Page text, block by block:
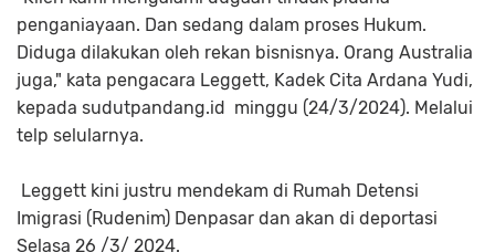
penganiayaan. Dan sedang dalam proses Hukum.
Diduga dilakukan oleh rekan bisnisnya. Orang Australia
juga," kata pengacara Leggett, Kadek Cita Ardana Yudi,
kepada sudutpandang.id minggu (24/3/2024). Melalui
telp selularnya.
Leggett kini justru mendekam di Rumah Detensi
Imigrasi (Rudenim) Denpasar dan akan di deportasi
Selasa 26 /3/ 2024.